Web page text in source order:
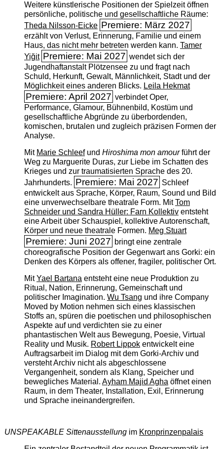
Weitere künstlerische Positionen der Spielzeit öffnen
persönliche, politische und gesellschaftliche Räume:
Theda Nilsson-Eicke Premiere: März 2027
erzählt von Verlust, Erinnerung, Familie und einem
Haus, das nicht mehr betreten werden kann. Tamer
Yiğit Premiere: Mai 2027 wendet sich der
Jugendhaftanstalt Plötzensee zu und fragt nach
Schuld, Herkunft, Gewalt, Männlichkeit, Stadt und der
Möglichkeit eines anderen Blicks. Leila Hekmat
Premiere: April 2027 verbindet Oper,
Performance, Glamour, Bühnenbild, Kostüm und
gesellschaftliche Abgründe zu überbordenden,
komischen, brutalen und zugleich präzisen Formen der
Analyse.
Mit Marie Schleefund Hiroshima mon amourführt der
Weg zu Marguerite Duras, zur Liebe im Schatten des
Krieges und zur traumatisierten Sprache des 20.
Jahrhunderts. Premiere: Mai 2027 Schleef
entwickelt aus Sprache, Körper, Raum, Sound und Bild
eine unverwechselbare theatrale Form. MitTom
Schneider und Sandra Hüller: Farn Kollektiventsteht
eine Arbeit über Schauspiel, kollektive Autorenschaft,
Körper und neue theatrale Formen. Meg Stuart
Premiere: Juni 2027 bringt eine zentrale
choreografische Position der Gegenwart ans Gorki: ein
Denken des Körpers als offener, fragiler, politischer Ort.
MitYael Bartanaentsteht eine neue Produktion zu
Ritual, Nation, Erinnerung, Gemeinschaft und
politischer Imagination. Wu Tsang und ihre Company
Moved by Motion nehmen sich eines klassischen
Stoffs an, spüren die poetischen und philosophischen
Aspekte auf und verdichten sie zu einer
phantastischen Welt aus Bewegung, Poesie, Virtual
Reality und Musik. Robert Lippokentwickelt eine
Auftragsarbeit im Dialog mit dem Gorki-Archiv und
versteht Archiv nicht als abgeschlossene
Vergangenheit, sondern als Klang, Speicher und
bewegliches Material. Ayham Majid Aghaöffnet einen
Raum, in dem Theater, Installation, Exil, Erinnerung
und Sprache ineinandergreifen.
UNSPEAKABLE Sittenausstellungim Kronprinzenpalais